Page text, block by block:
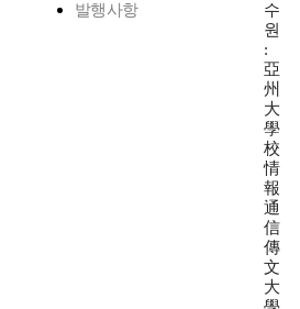
발행사항
수
원
:
亞
州
大
學
校
情
報
通
信
傳
文
大